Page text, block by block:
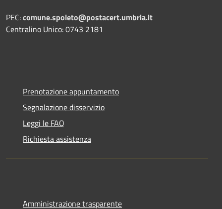
PEC:comune.spoleto@postacert.umbria.it
Centralino Unico: 0743 2181
Prenotazione appuntamento
Segnalazione disservizio
Leggi le FAQ
Richiesta assistenza
Amministrazione trasparente